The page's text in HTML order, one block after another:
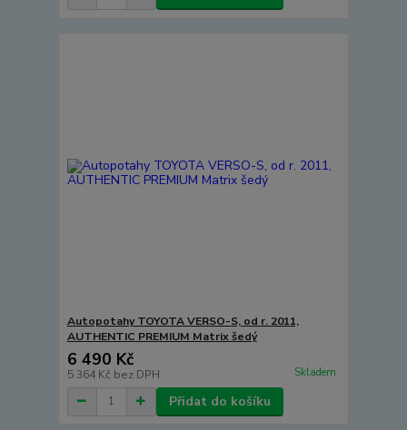
Autopotahy TOYOTA VERSO-S, od r. 2011,
AUTHENTIC PREMIUM Matrix šedý
6 490 Kč
5 364 Kč bez DPH Skladem
Přidat do košíku